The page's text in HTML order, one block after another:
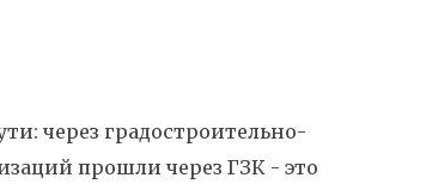
через градостроительно-
прошли через ГЗК - это